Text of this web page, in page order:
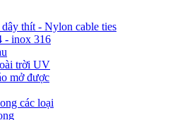
thít - Nylon cable ties
- inox 316
trời UV
mở được
các loại